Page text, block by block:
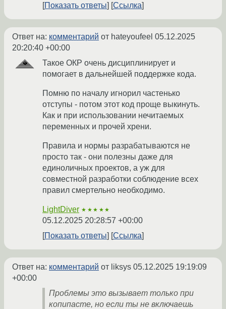
Показать ответы Ссылка
Ответ на: комментарий от hateyoufeel 05.12.2025
20:20:40 +00:00
Такое ОКР очень дисциплинирует и
помогает в дальнейшей поддержке кода.
Помню по началу игнорил частенько
отступы - потом этот код проще выкинуть.
Как и при использовании нечитаемых
переменных и прочей хрени.
Правила и нормы разрабатываются не
просто так - они полезны даже для
единоличных проектов, а уж для
совместной разработки соблюдение всех
правил смертельно необходимо.
LightDiver ★★★★★
05.12.2025 20:28:57 +00:00
Показать ответы
Ссылка
Ответ на: комментарий от liksys 05.12.2025 19:19:09
+00:00
Проблемы это вызывает только при
копипасте, но если ты не включаешь